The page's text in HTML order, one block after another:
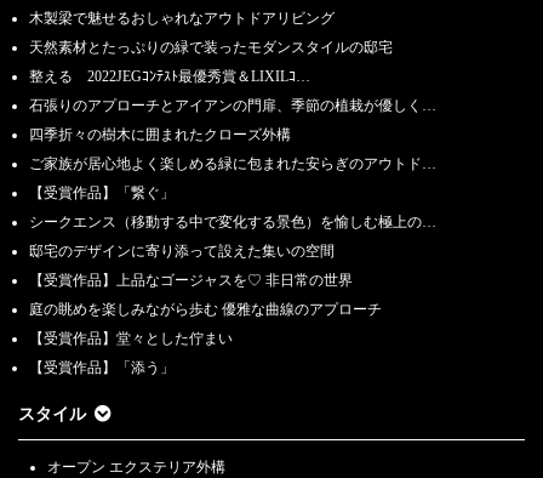
木製梁で魅せるおしゃれなアウトドアリビング
天然素材とたっぷりの緑で装ったモダンスタイルの邸宅
整える 2022JEGｺﾝﾃｽﾄ最優秀賞＆LIXILｺ…
石張りのアプローチとアイアンの門扉、季節の植栽が優しく…
四季折々の樹木に囲まれたクローズ外構
ご家族が居心地よく楽しめる緑に包まれた安らぎのアウトド…
【受賞作品】「繋ぐ」
シークエンス（移動する中で変化する景色）を愉しむ極上の…
邸宅のデザインに寄り添って設えた集いの空間
【受賞作品】上品なゴージャスを♡ 非日常の世界
庭の眺めを楽しみながら歩む 優雅な曲線のアプローチ
【受賞作品】堂々とした佇まい
【受賞作品】「添う」
スタイル
オープン エクステリア外構